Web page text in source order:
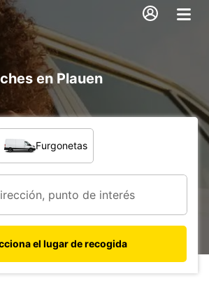
en Plauen
Furgonetas
el lugar de recogida